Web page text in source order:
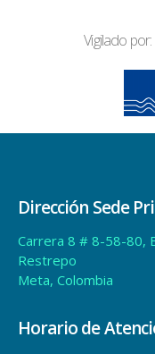
Vigilado por:
Dirección Sede
Carrera 8 # 8-58-80,
Restrepo
Meta, Colombia
Horario de